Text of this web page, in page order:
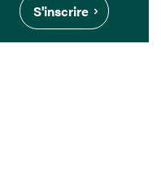
S'inscrire